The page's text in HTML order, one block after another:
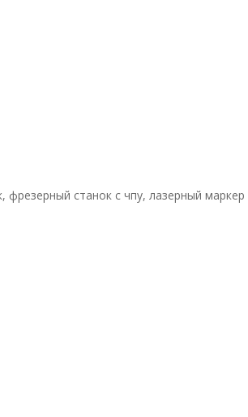
станок с чпу, лазерный